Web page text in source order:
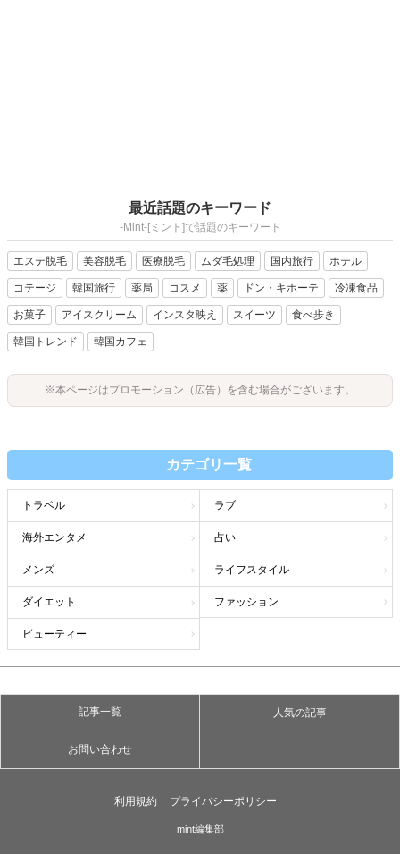
最近話題のキーワード
-Mint-[ミント]で話題のキーワード
エステ脱毛 美容脱毛 医療脱毛 ムダ毛処理 国内旅行 ホテル
コテージ 韓国旅行 薬局 コスメ 薬 ドン・キホーテ 冷凍食品
お菓子 アイスクリーム インスタ映え スイーツ 食べ歩き
韓国トレンド 韓国カフェ
※本ページはプロモーション（広告）を含む場合がございます。
カテゴリ一覧
トラベル ラブ
海外エンタメ 占い
メンズ ライフスタイル
ダイエット ファッション
ビューティー
記事一覧 人気の記事
お問い合わせ
利用規約 プライバシーポリシー
mint編集部